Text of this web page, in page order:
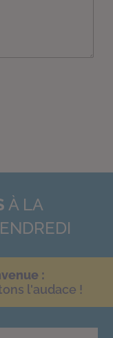
À LA
:
l'audace !